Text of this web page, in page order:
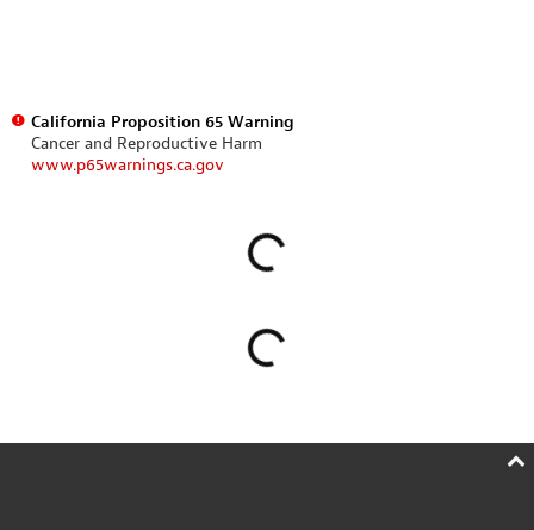
California Proposition 65 Warning
Cancer and Reproductive Harm
www.p65warnings.ca.gov